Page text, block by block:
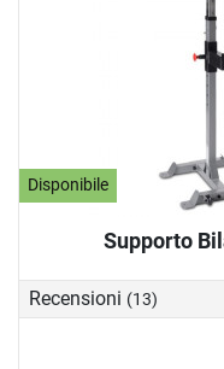
Disponibile
Supporto
Recensioni (13)